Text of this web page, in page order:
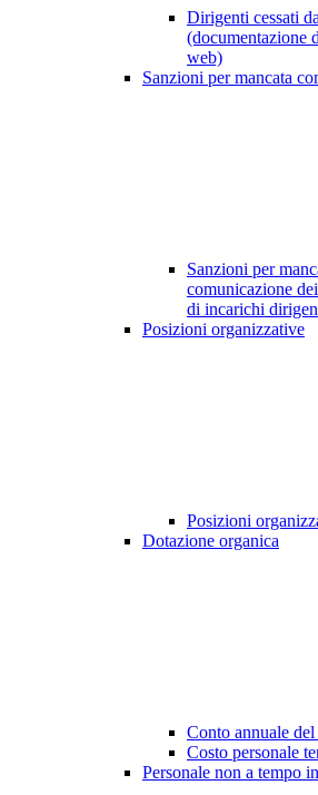
Dirigenti cessati
(documentazione
web)
Sanzioni per mancata
Sanzioni per
comunicazione
di incarichi
Posizioni organizzative
Posizioni
Dotazione organica
Conto annuale del
Costo personale
Personale non a tempo